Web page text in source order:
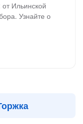
Ильинской
Узнайте о